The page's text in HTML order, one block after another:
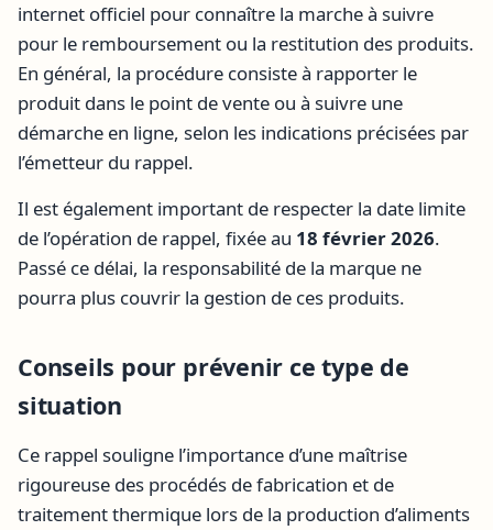
internet officiel pour connaître la marche à suivre
pour le remboursement ou la restitution des produits.
En général, la procédure consiste à rapporter le
produit dans le point de vente ou à suivre une
démarche en ligne, selon les indications précisées par
l’émetteur du rappel.
Il est également important de respecter la date limite
de l’opération de rappel, fixée au 18 février 2026.
Passé ce délai, la responsabilité de la marque ne
pourra plus couvrir la gestion de ces produits.
Conseils pour prévenir ce type de
situation
Ce rappel souligne l’importance d’une maîtrise
rigoureuse des procédés de fabrication et de
traitement thermique lors de la production d’aliments